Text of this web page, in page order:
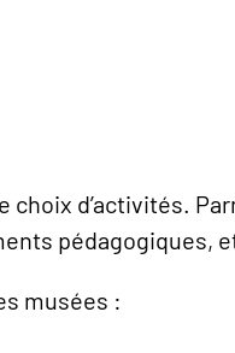
choix d’activités.
pédagogiques,
musées :